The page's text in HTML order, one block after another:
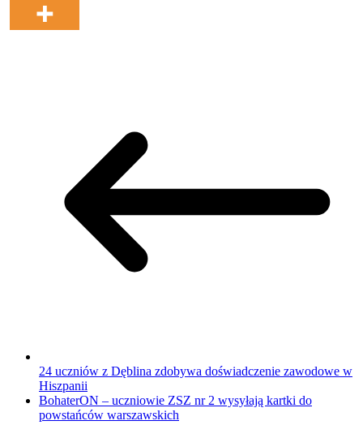
24 uczniów z Dęblina zdobywa doświadczenie zawodowe w
Hiszpanii
BohaterON – uczniowie ZSZ nr 2 wysyłają kartki do
powstańców warszawskich